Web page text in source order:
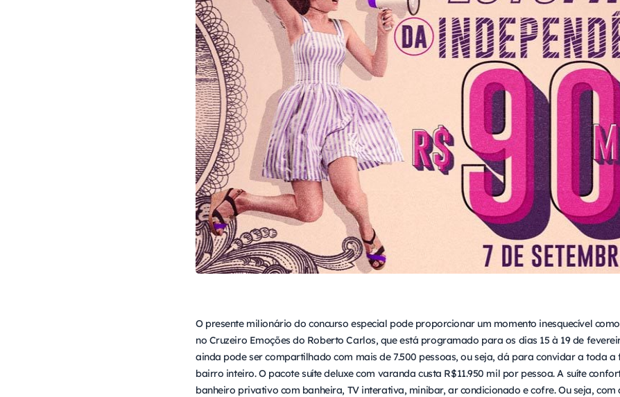
O presente milionário do concurso especial pode proporcionar um momento inesquecível
no Cruzeiro Emoções do Roberto Carlos, que está programado para os dias 15 à 19 de
ainda pode ser compartilhado com mais de 7.500 pessoas, ou seja, dá para convidar a toda
bairro inteiro. O pacote suíte deluxe com varanda custa R$11.950 mil por pessoa. A suíte
banheiro privativo com banheira, TV interativa, minibar, ar condicionado e cofre. Ou seja, com